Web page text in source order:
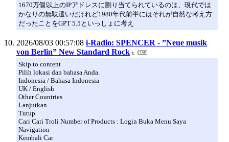
1670万個以上のIPアドレスに割り当てられているのは、現代では
かなりの無駄遣いだけれど1980年代前半にはそれが自然な考え方
だったことをGPT 5.5といっしょに考え
2026/08/03 00:57:08 i-Radio: SPENCER - ”Neue musik
von Berlin” New Standard Rock
Skip to content
Pilih lokasi dan bahasa Anda.
Indonesia / Bahasa Indonesia
UK / English
Other Countries
Lanjutkan
Tutup
Cari Cari Troli Number of Products : Login Buka Menu Saya
Navigation
Kembali Car